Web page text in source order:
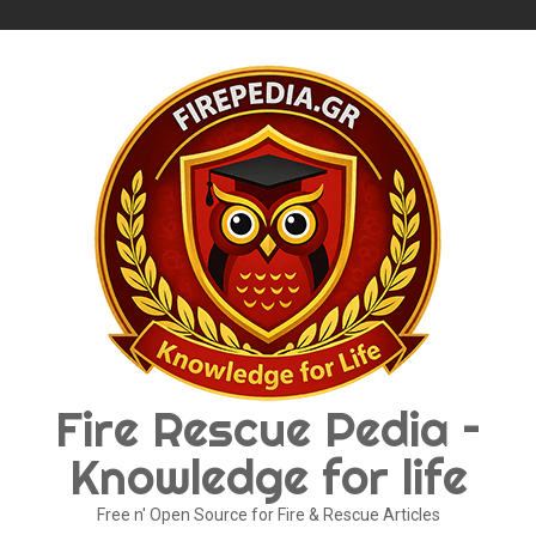
Fire Rescue Pedia –
Knowledge for life
Free n' Open Source for Fire & Rescue Articles